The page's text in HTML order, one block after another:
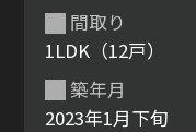
ルームツアー
築年月
2023年1月下旬
間取り
1LDK（12戸）